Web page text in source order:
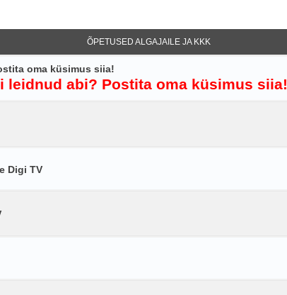
ÕPETUSED ALGAJAILE JA KKK
oma küsimus siia!
leidnud abi? Postita oma küsimus siia!
Digi TV